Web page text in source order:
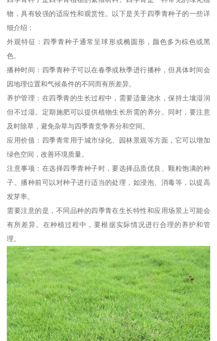
物，具有较强的适应性和观赏性。以下是关于四季青种子的一些详
细介绍：
外观特征：四季青种子通常呈球形或椭圆形，颜色多为棕色或黑
色。
播种时间：四季青种子可以在春季或秋季进行播种，但具体时间会
因地理位置和气候条件的不同而有所差异。
养护管理：在四季青的生长过程中，需要适量浇水，保持土壤湿润
但不过湿。定期施肥可以提供植物生长所需的养分。同时，要注意
及时除草，避免杂草与四季青竞争养分和空间。
应用价值：四季青常用于城市绿化、园林景观等方面，它可以增加
绿色空间，改善环境质量。
注意事项：在选择四季青种子时，要选择品质优良、颗粒饱满的种
子。播种前可以对种子进行适当的处理，如浸泡、消毒等，以提高
发芽率。
需要注意的是，不同品种的四季青在生长特性和应用场景上可能会
有所差异。在种植过程中，要根据实际情况进行合理的养护和管
理。